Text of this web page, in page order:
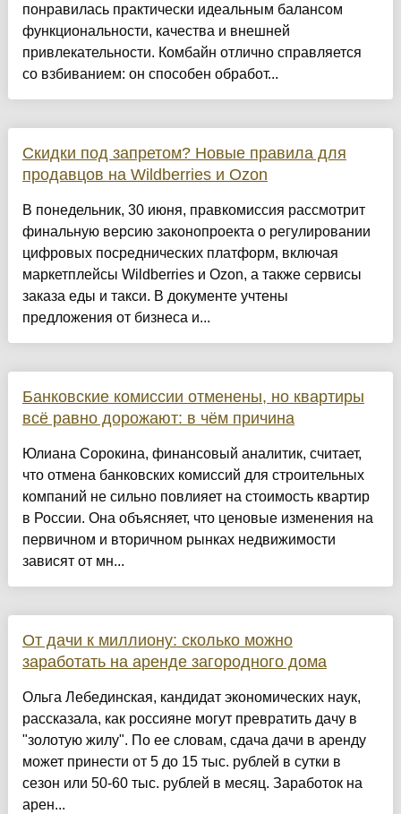
понравилась практически идеальным балансом
функциональности, качества и внешней
привлекательности. Комбайн отлично справляется
со взбиванием: он способен обработ...
Скидки под запретом? Новые правила для
продавцов на Wildberries и Ozon
В понедельник, 30 июня, правкомиссия рассмотрит
финальную версию законопроекта о регулировании
цифровых посреднических платформ, включая
маркетплейсы Wildberries и Ozon, а также сервисы
заказа еды и такси. В документе учтены
предложения от бизнеса и...
Банковские комиссии отменены, но квартиры
всё равно дорожают: в чём причина
Юлиана Сорокина, финансовый аналитик, считает,
что отмена банковских комиссий для строительных
компаний не сильно повлияет на стоимость квартир
в России. Она объясняет, что ценовые изменения на
первичном и вторичном рынках недвижимости
зависят от мн...
От дачи к миллиону: сколько можно
заработать на аренде загородного дома
Ольга Лебединская, кандидат экономических наук,
рассказала, как россияне могут превратить дачу в
"золотую жилу". По ее словам, сдача дачи в аренду
может принести от 5 до 15 тыс. рублей в сутки в
сезон или 50-60 тыс. рублей в месяц. Заработок на
арен...